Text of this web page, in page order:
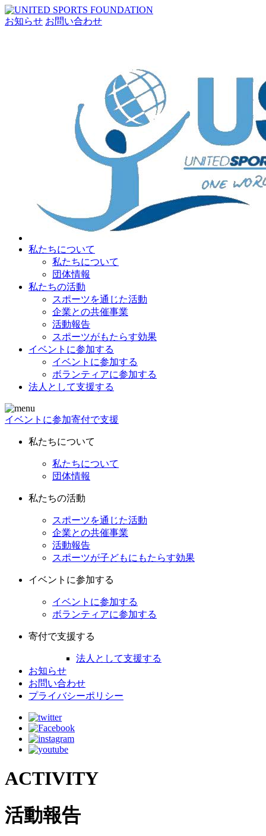
お知らせ お問い合わせ
私たちについて
私たちについて
団体情報
私たちの活動
スポーツを通じた活動
企業との共催事業
活動報告
スポーツがもたらす効果
イベントに参加する
イベントに参加する
ボランティアに参加する
法人として支援する
イベントに参加寄付で支援
私たちについて
私たちについて
団体情報
私たちの活動
スポーツを通じた活動
企業との共催事業
活動報告
スポーツが子どもにもたらす効果
イベントに参加する
イベントに参加する
ボランティアに参加する
寄付で支援する
法人として支援する
お知らせ
お問い合わせ
プライバシーポリシー
ACTIVITY
活動報告